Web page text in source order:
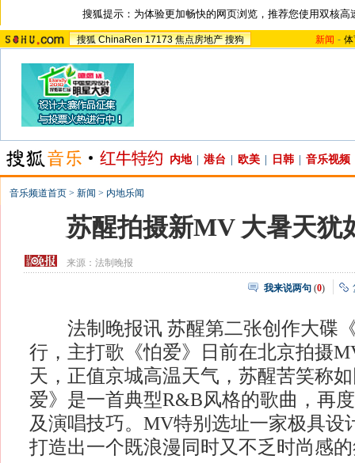
搜狐提示：为体验更加畅快的网页浏览，推荐您使用双核高
搜狐 ChinaRen 17173 焦点房地产 搜狗 新闻 -
内地 港台 欧美 日韩 音乐视频
音乐频道首页 > 新闻 > 内地乐闻
苏醒拍摄新MV 大暑天犹
来源：法制晚报
我来说两句 (0)
法制晚报讯 苏醒第二张创作大碟
行，主打歌《怕爱》日前在北京拍摄
天，正值京城高温天气，苏醒苦笑称
爱》是一首典型R&B风格的歌曲，再
及演唱技巧。MV特别选址一家极具设
打造出一个既浪漫同时又不乏时尚感